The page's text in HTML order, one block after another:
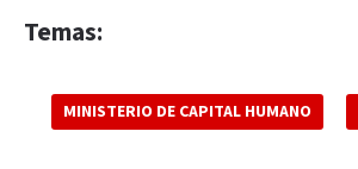
Temas:
MINISTERIO DE CAPITAL HUMANO